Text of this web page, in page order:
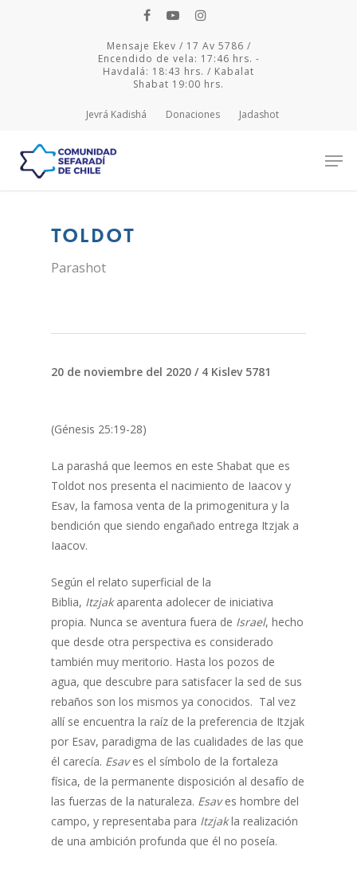
Mensaje Ekev / 17 Av 5786 /
Encendido de vela: 17:46 hrs. -
Havdalá: 18:43 hrs. / Kabalat
Shabat 19:00 hrs.
Jevrá Kadishá Donaciones Jadashot
Hit enter to search or ESC to close
Toldot
Parashot
20 de noviembre del 2020 / 4 Kislev 5781
(Génesis 25:19-28)
La parashá que leemos en este Shabat que es
Toldot nos presenta el nacimiento de Iaacov y
Esav, la famosa venta de la primogenitura y la
bendición que siendo engañado entrega Itzjak a
Iaacov.
Según el relato superficial de la
Biblia, Itzjakaparenta adolecer de iniciativa
propia. Nunca se aventura fuera de Israel, hecho
que desde otra perspectiva es considerado
también muy meritorio. Hasta los pozos de
agua, que descubre para satisfacer la sed de sus
rebaños son los mismos ya conocidos. Tal vez
allí se encuentra la raíz de la preferencia de Itzjak
por Esav, paradigma de las cualidades de las que
él carecía. Esaves el símbolo de la fortaleza
física, de la permanente disposición al desafío de
las fuerzas de la naturaleza. Esaves hombre del
campo, y representaba para Itzjakla realización
de una ambición profunda que él no poseía.